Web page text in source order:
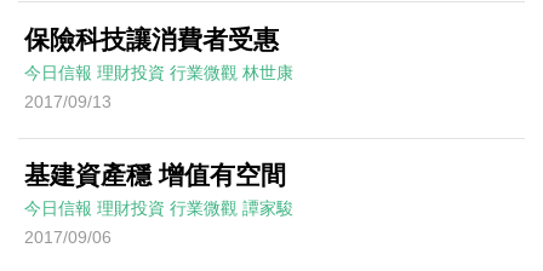
保險科技讓消費者受惠
今日信報 理財投資 行業微觀 林世康
2017/09/13
基建資產穩 增值有空間
今日信報 理財投資 行業微觀 譚家駿
2017/09/06